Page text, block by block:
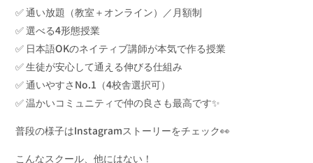
✅ 通い放題（教室＋オンライン）／月額制
✅ 選べる4形態授業
✅ 日本語OKのネイティブ講師が本気で作る授業
✅ 生徒が安心して通える伸びる仕組み
✅ 通いやすさNo.1（4校舎選択可）
✅ 温かいコミュニティで仲の良さも最高です✨
普段の様子はInstagramストーリーをチェック👀
こんなスクール、他にはない！